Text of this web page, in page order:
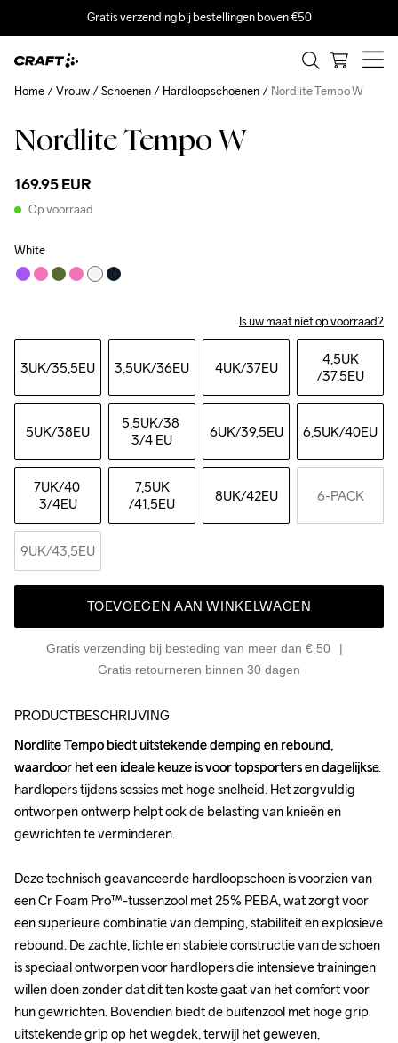
Gratis verzending bij bestellingen boven €50
Nordlite Tempo W
169.95 EUR
Op voorraad
White
Is uw maat niet op voorraad?
3UK/35,5EU 3,5UK/36EU 4UK/37EU
4,5UK
/37,5EU
5UK/38EU 5,5UK/38
3/4 EU
6UK/39,5EU 6,5UK/40EU
7UK/40
3/4EU
7,5UK
/41,5EU
8UK/42EU 6-PACK
9UK/43,5EU
TOEVOEGEN AAN WINKELWAGEN
Gratis verzending bij besteding van meer dan € 50
Gratis retourneren binnen 30 dagen
Home Vrouw Schoenen Hardloopschoenen Nordlite Tempo W
PRODUCTBESCHRIJVING
Nordlite Tempo biedt uitstekende demping en rebound,
waardoor het een ideale keuze is voor topsporters en dagelijkse
hardlopers tijdens sessies met hoge snelheid. Het zorgvuldig
ontworpen ontwerp helpt ook de belasting van knieën en
gewrichten te verminderen.
Deze technisch geavanceerde hardloopschoen is voorzien van
een Cr Foam Pro™-tussenzool met 25% PEBA, wat zorgt voor
een superieure combinatie van demping, stabiliteit en explosieve
rebound. De zachte, lichte en stabiele constructie van de schoen
is speciaal ontworpen voor hardlopers die intensieve trainingen
willen doen zonder dat dit ten koste gaat van het comfort voor
hun gewrichten. Bovendien biedt de buitenzool met hoge grip
uitstekende grip op het wegdek, terwijl het geweven,
Nordlite Tempo biedt uitstekende demping en rebound,
waardoor het een ideale keuze is voor topsporters en dagelijkse
hardlopers tijdens sessies met hoge snelheid. Het zorgvuldig
ontworpen ontwerp helpt ook de belasting van knieën en
gewrichten te verminderen.
Deze technisch geavanceerde hardloopschoen is voorzien van
een Cr Foam Pro™-tussenzool met 25% PEBA, wat zorgt voor
een superieure combinatie van demping, stabiliteit en explosieve
rebound. De zachte, lichte en stabiele constructie van de schoen
is speciaal ontworpen voor hardlopers die intensieve trainingen
willen doen zonder dat dit ten koste gaat van het comfort voor
hun gewrichten. Bovendien biedt de buitenzool met hoge grip
uitstekende grip op het wegdek, terwijl het geweven,